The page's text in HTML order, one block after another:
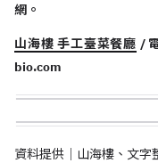
網。
山海樓 手工臺菜餐廳 /
bio.com
資料提供｜山海樓、文字